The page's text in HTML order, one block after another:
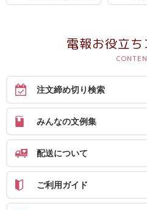
電報お役立
注文締め切り検索
みんなの文例集
配送について
ご利用ガイド